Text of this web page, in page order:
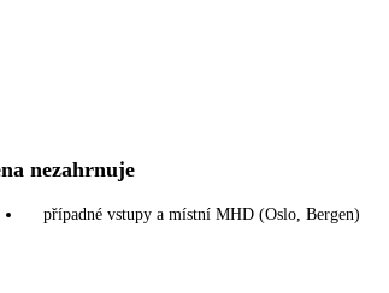
nezahrnuje
případné vstupy a místní MHD (Oslo, Bergen)